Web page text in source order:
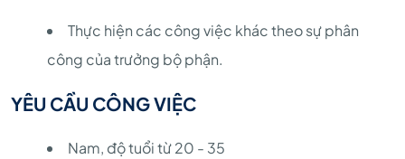
Thực hiện các công việc khác theo sự phân
công của trưởng bộ phận.
YÊU CẦU CÔNG VIỆC
Nam, độ tuổi từ 20 - 35